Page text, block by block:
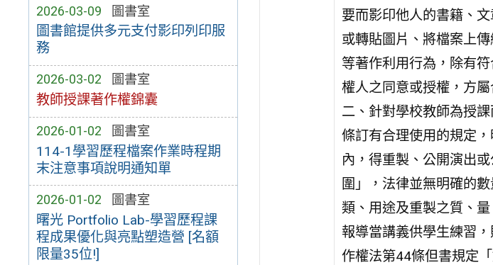
2026-03-09 圖書室
圖書館提供多元支付影印列印服
務
2026-03-02 圖書室
教師授課著作權錦囊
2026-01-02 圖書室
114-1學習歷程檔案作業時程期
末注意事項說明通知單
2026-01-02 圖書室
曙光 Portfolio Lab-學習歷程課
程成果優化與亮點塑造營 [名額
限量35位!]
要而影印他人的書籍、
或轉貼圖片、將檔案上
等著作利用行為，除有
權人之同意或授權，方屬
二、針對學校教師為授
條訂有合理使用的規定
內，得重製、公開演出
圍」，法律並無明確的
類、用途及重製之質、
報導當講義供學生練習
作權法第44條但書規定